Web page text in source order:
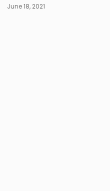
June 18, 2021